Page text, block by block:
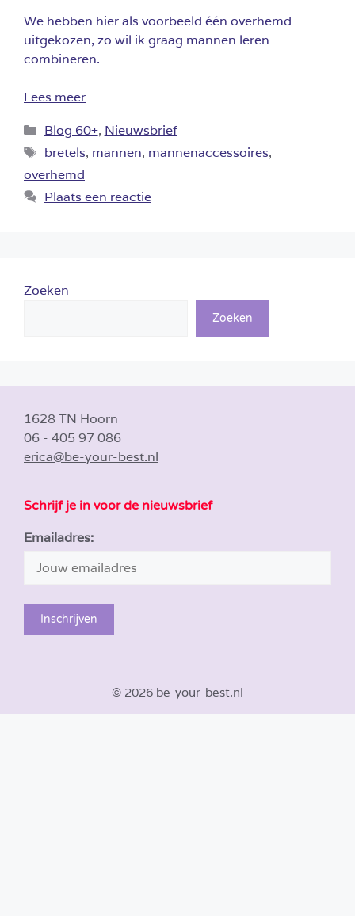
We hebben hier als voorbeeld één overhemd
uitgekozen, zo wil ik graag mannen leren
combineren.
Lees meer
Categorieën
Blog 60+, Nieuwsbrief
Tags
bretels, mannen, mannenaccessoires,
overhemd
Plaats een reactie
Zoeken
Zoeken
1628 TN Hoorn
06 - 405 97 086
erica@be-your-best.nl
Schrijf je in voor de nieuwsbrief
Emailadres:
© 2026 be-your-best.nl